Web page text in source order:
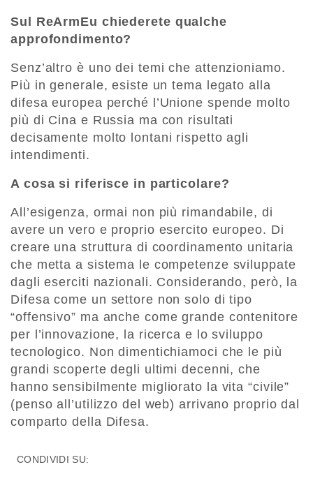
Sul ReArmEu chiederete qualche
approfondimento?
Senz’altro è uno dei temi che attenzioniamo.
Più in generale, esiste un tema legato alla
difesa europea perché l’Unione spende molto
più di Cina e Russia ma con risultati
decisamente molto lontani rispetto agli
intendimenti.
A cosa si riferisce in particolare?
All’esigenza, ormai non più rimandabile, di
avere un vero e proprio esercito europeo. Di
creare una struttura di coordinamento unitaria
che metta a sistema le competenze sviluppate
dagli eserciti nazionali. Considerando, però, la
Difesa come un settore non solo di tipo
“offensivo” ma anche come grande contenitore
per l’innovazione, la ricerca e lo sviluppo
tecnologico. Non dimentichiamoci che le più
grandi scoperte degli ultimi decenni, che
hanno sensibilmente migliorato la vita “civile”
(penso all’utilizzo del web) arrivano proprio dal
comparto della Difesa.
CONDIVIDI SU: